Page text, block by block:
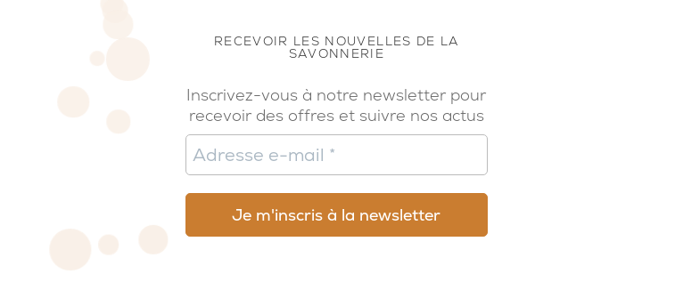
RECEVOIR LES NOUVELLES DE LA
SAVONNERIE
Inscrivez-vous à notre newsletter pour
recevoir des offres et suivre nos actus